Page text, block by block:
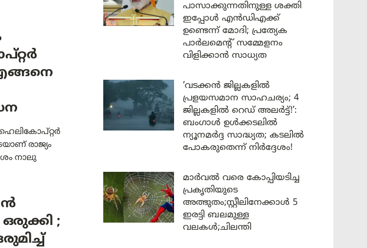
രാജ്യം
നാലു
;
പാസാക്കുന്നതിനുള്ള ശക്തി
ഇപ്പോൾ എൻഡിഎക്ക്
ഉണ്ടെന്ന് മോദി; പ്രത്യേക
പാർലമെന്റ് സമ്മേളനം
വിളിക്കാൻ സാധ്യത
‘വടക്കൻ ജില്ലകളിൽ
പ്രളയസമാന സാഹചര്യം; 4
ജില്ലകളിൽ റെഡ് അലർട്ട്!’:
ബംഗാൾ ഉൾക്കടലിൽ
ന്യൂനമർദ്ദ സാദ്ധ്യത; കടലിൽ
പോകരുതെന്ന് നിർദ്ദേശം!
മാർവൽ വരെ കോപ്പിയടിച്ച
പ്രകൃതിയുടെ
അത്ഭുതം;സ്റ്റീലിനേക്കാൾ 5
ഇരട്ടി ബലമുള്ള
വലകൾ;ചിലന്തി